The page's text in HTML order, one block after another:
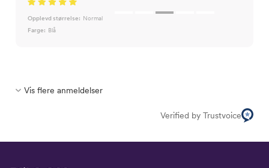
Opplevd størrelse: Normal
Farge: Blå
Vis flere anmeldelser
Verified by Trustvoice